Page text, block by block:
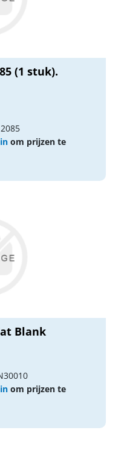
(1 stuk).
om prijzen te
Blank
om prijzen te